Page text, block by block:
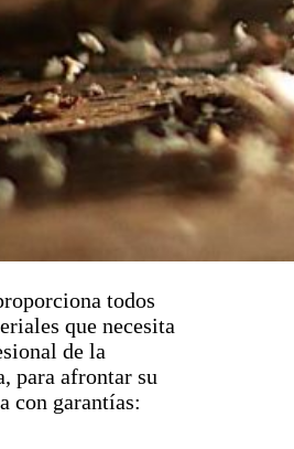
todos
que necesita
de la
para afrontar su
con garantías: